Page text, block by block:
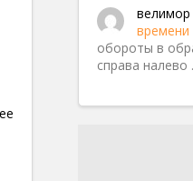
велимор
времени
обороты в
справа налево